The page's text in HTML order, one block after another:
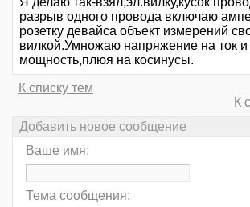
разрыв одного провода включаю
розетку девайса объект измерений
вилкой.Умножаю напряжение на ток
мощность,плюя на косинусы.
К списку тем
К
Добавить новое сообщение
Ваше имя:
Тема сообщения: